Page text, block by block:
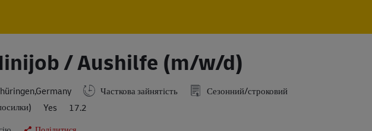
/ Aushilfe (m/w/d)
Часткова зайнятість
Сезонний/строковий
Yes 17.2